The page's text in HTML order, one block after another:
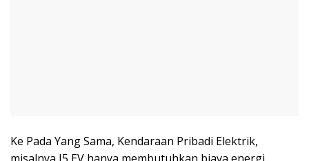
Ke Pada Yang Sama, Kendaraan Pribadi Elektrik,